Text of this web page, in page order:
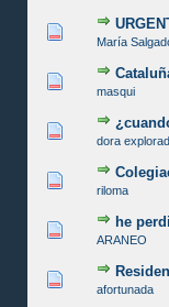
María
0
masqui
0
dora
0
riloma
0
he
ARANEO
0
afortunada
0